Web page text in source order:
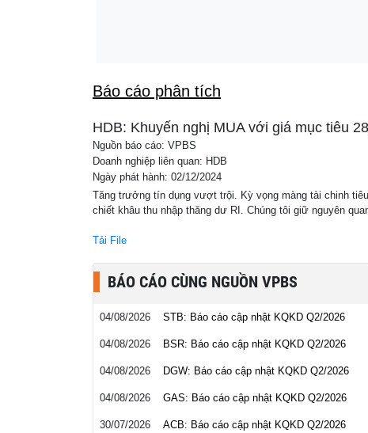
Báo cáo phân tích
HDB: Khuyến nghị MUA với giá mục tiêu
Nguồn báo cáo: VPBS
Doanh nghiệp liên quan: HDB
Ngày phát hành: 02/12/2024
Tăng trưởng tín dụng vượt trội. Kỳ vọng màng tài chinh
chiết khâu thu nhập thăng dư RI. Chúng tôi giữ nguyên
Tải File
BÁO CÁO CÙNG NGUỒN VPBS
04/08/2026 STB: Báo cáo cập nhật KQKD Q2/2026
04/08/2026 BSR: Báo cáo cập nhật KQKD Q2/2026
04/08/2026 DGW: Báo cáo cập nhật KQKD Q2/2026
04/08/2026 GAS: Báo cáo cập nhật KQKD Q2/2026
30/07/2026 ACB: Báo cáo cập nhật KQKD Q2/2026